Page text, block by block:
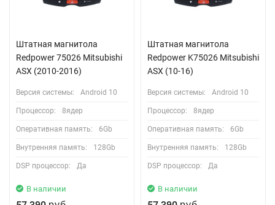
Штатная магнитола
Redpower 75026 Mitsubishi
ASX (2010-2016)
Версия системы: Android 10
Процессор: 8ядер
Оперативная память: 6Gb
Внутренняя память: 128Gb
DSP процессор: Да
В наличии
Штатная магнитола
Redpower K75026 Mitsubishi
ASX (10-16)
Версия системы: Android 10
Процессор: 8ядер
Оперативная память: 6Gb
Внутренняя память: 128Gb
DSP процессор: Да
В наличии